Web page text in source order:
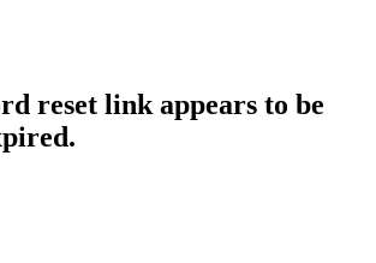
reset link appears to be